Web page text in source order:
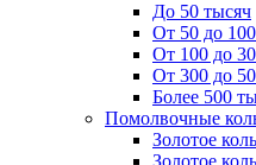
До 50 тысяч
От 50 до
От 100 до
От 300 до
Более 500
Помолвочные
Золотое
Золотое